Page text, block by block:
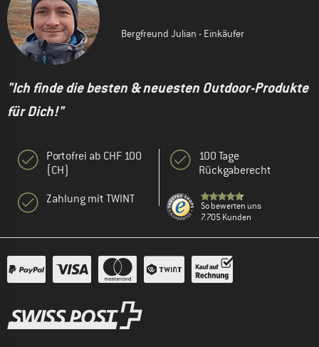
Bergfreund Julian - Einkäufer
"Ich finde die besten & neuesten Outdoor-Produkte
für Dich!"
Portofrei ab CHF 100
(CH)
Zahlung mit TWINT
100 Tage
Rückgaberecht
So bewerten uns
7.705 Kunden